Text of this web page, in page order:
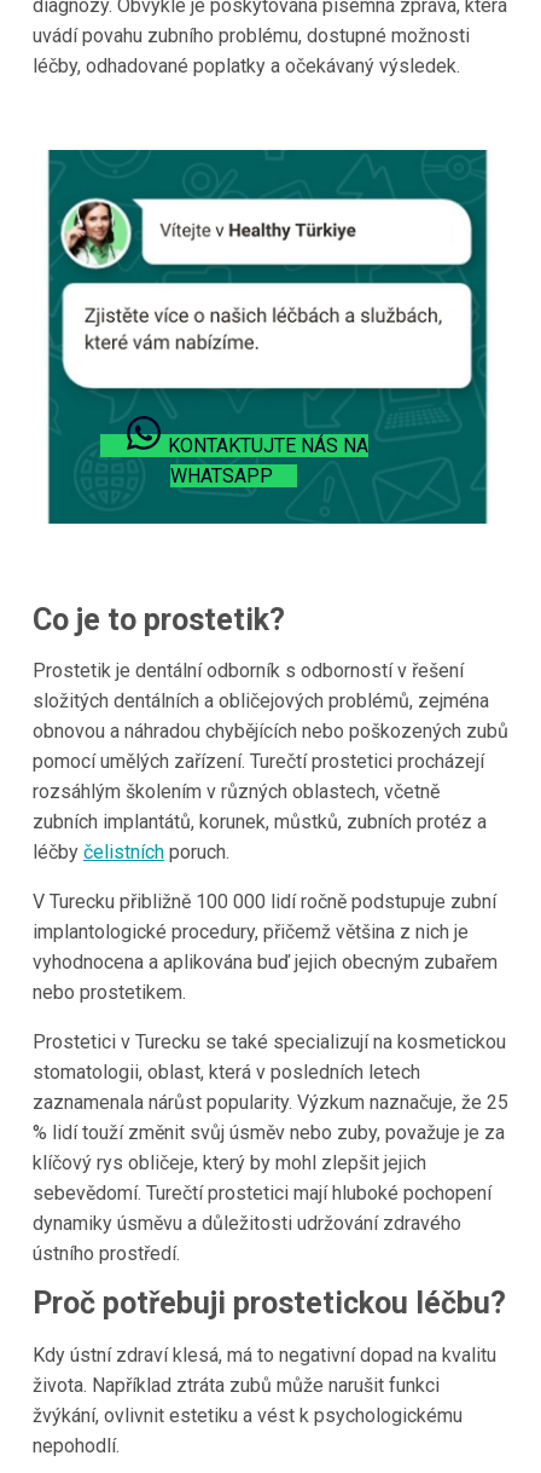
diagnózy. Obvykle je poskytována písemná zpráva, která
uvádí povahu zubního problému, dostupné možnosti
léčby, odhadované poplatky a očekávaný výsledek.
KONTAKTUJTE NÁS NA
WHATSAPP
Co je to prostetik?
Prostetik je dentální odborník s odborností v řešení
složitých dentálních a obličejových problémů, zejména
obnovou a náhradou chybějících nebo poškozených zubů
pomocí umělých zařízení. Turečtí prostetici procházejí
rozsáhlým školením v různých oblastech, včetně
zubních implantátů, korunek, můstků, zubních protéz a
léčby čelistníchporuch.
V Turecku přibližně 100 000 lidí ročně podstupuje zubní
implantologické procedury, přičemž většina z nich je
vyhodnocena a aplikována buď jejich obecným zubařem
nebo prostetikem.
Prostetici v Turecku se také specializují na kosmetickou
stomatologii, oblast, která v posledních letech
zaznamenala nárůst popularity. Výzkum naznačuje, že 25
% lidí touží změnit svůj úsměv nebo zuby, považuje je za
klíčový rys obličeje, který by mohl zlepšit jejich
sebevědomí. Turečtí prostetici mají hluboké pochopení
dynamiky úsměvu a důležitosti udržování zdravého
ústního prostředí.
Proč potřebuji prostetickou léčbu?
Kdy ústní zdraví klesá, má to negativní dopad na kvalitu
života. Například ztráta zubů může narušit funkci
žvýkání, ovlivnit estetiku a vést k psychologickému
nepohodlí.